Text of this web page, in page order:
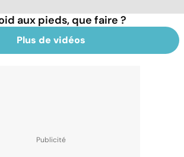
aux pieds, que faire ?
Plus de vidéos